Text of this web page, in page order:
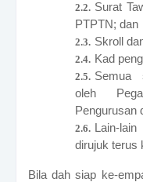
Surat
PTPTN; dan
Skroll
Kad
Semua
oleh
Pengurusan
Lain-
dirujuk terus
Bila dah siap ke-